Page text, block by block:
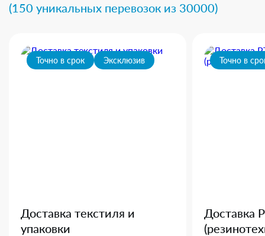
(150 уникальных перевозок из 30000)
Точно в срок Эксклюзив
Доставка текстиля и
упаковки
Точно в
Доставка